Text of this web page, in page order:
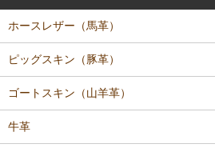
ホースレザー（馬革）
ピッグスキン（豚革）
ゴートスキン（山羊革）
牛革